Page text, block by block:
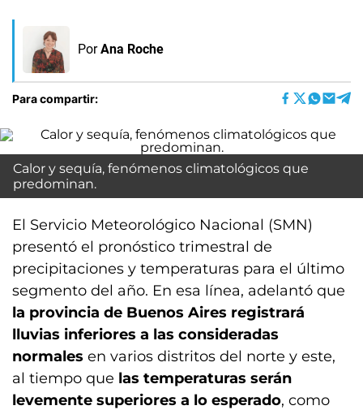
Por Ana Roche
Para compartir:
Calor y sequía, fenómenos climatológicos que
predominan.
El Servicio Meteorológico Nacional (SMN)
presentó el pronóstico trimestral de
precipitaciones y temperaturas para el último
segmento del año. En esa línea, adelantó que
la provincia de Buenos Aires registrará
lluvias inferiores a las consideradas
normales en varios distritos del norte y este,
al tiempo que las temperaturas serán
levemente superiores a lo esperado, como